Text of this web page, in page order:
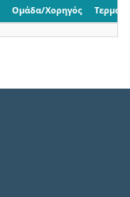
Ομάδα/Χορηγός